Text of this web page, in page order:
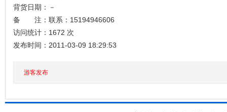
背货日期：－
备 注：联系：15194946606
访问统计：1672 次
发布时间：2011-03-09 18:29:53
游客发布